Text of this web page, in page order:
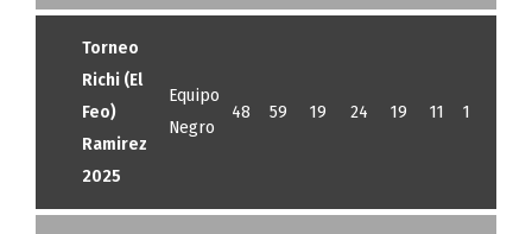
Torneo
Richi (El
Feo)
Ramirez
2025
Equipo
Negro
48 59 19 24 19 11 1